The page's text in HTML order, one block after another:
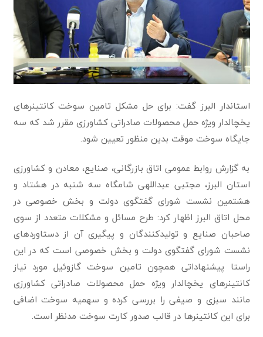
استاندار البرز گفت: برای حل مشکل تامین سوخت کانتینرهای
یخچالدار ویژه حمل محصولات صادراتی کشاورزی مقرر شد که سه
جایگاه سوخت موقت بدین منظور تعیین شود.
به گزارش روابط عمومی اتاق بازرگانی، صنایع، معادن و کشاورزی
استان البرز، مجتبی عبداللهی شامگاه سه شنبه در هشتاد و
هشتمین نشست شورای گفتگوی دولت و بخش خصوصی در
محل اتاق البرز اظهار کرد: طرح مسائل و مشکلات متعدد از سوی
صاحبان صنایع و تولیدکنندگان و پیگیری آن از دستاوردهای
نشست شورای گفتگوی دولت و بخش خصوصی است که در این
راستا پیشنهاداتی همچون تامین سوخت گازوئیل مورد نیاز
کانتینرهای یخچالدار ویژه حمل محصولات صادراتی کشاورزی
مانند سبزی و صیفی را بررسی کرده و سهمیه سوخت اضافی
برای این کانتینرها در قالب صدور کارت سوخت مدنظر است.